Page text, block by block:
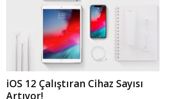
r
l
i
iOS 12 Çalıştıran Cihaz Sayısı
Artıyor!